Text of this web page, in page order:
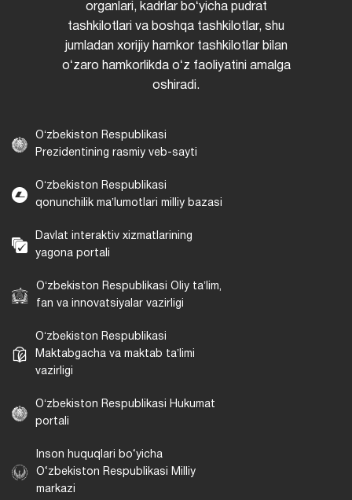
organlari, kadrlar boʻyicha pudrat
tashkilotlari va boshqa tashkilotlar, shu
jumladan xorijiy hamkor tashkilotlar bilan
oʻzaro hamkorlikda oʻz faoliyatini amalga
oshiradi.
Oʻzbekiston Respublikasi
Prezidentining rasmiy veb-sayti
Oʻzbekiston Respublikasi
qonunchilik maʼlumotlari milliy bazasi
Davlat interaktiv xizmatlarining
yagona portali
Oʻzbekiston Respublikasi Oliy taʼlim,
fan va innovatsiyalar vazirligi
Oʻzbekiston Respublikasi
Maktabgacha va maktab taʼlimi
vazirligi
Oʻzbekiston Respublikasi Hukumat
portali
Inson huquqlari bo‘yicha
O‘zbekiston Respublikasi Milliy
markazi